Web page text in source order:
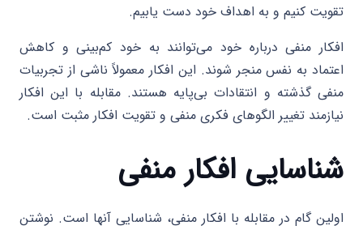
تقویت کنیم و به اهداف خود دست یابیم.
افکار منفی درباره خود می‌توانند به خود کم‌بینی و کاهش
اعتماد به نفس منجر شوند. این افکار معمولاً ناشی از تجربیات
منفی گذشته و انتقادات بی‌پایه هستند. مقابله با این افکار
نیازمند تغییر الگوهای فکری منفی و تقویت افکار مثبت است.
شناسایی افکار منفی
اولین گام در مقابله با افکار منفی، شناسایی آنها است. نوشتن